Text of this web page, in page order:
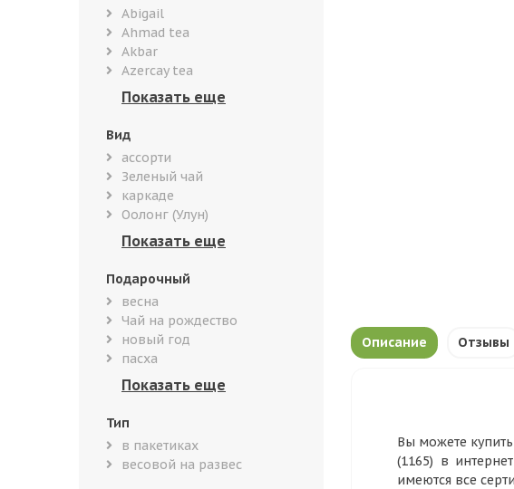
Abigail
Ahmad tea
Akbar
Azercay tea
Вид
ассорти
Зеленый чай
каркаде
Оолонг (Улун)
Подарочный
весна
Чай на рождество
новый год
пасха
Тип
в пакетиках
весовой на развес
Описание Отзывы
Вы можете
(1165) в
имеются все